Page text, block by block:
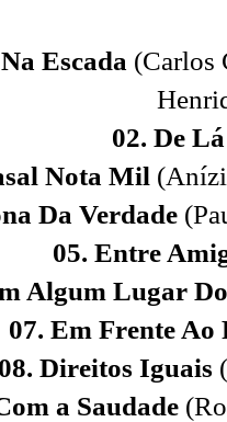
Escada (Carlos
02. De
Nota Mil
Da Verdade
05. Entre
Algum Lugar
07. Em Frente Ao
08. Direitos Iguais
a Saudade